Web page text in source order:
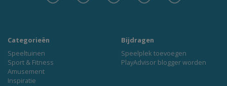
Categorieën
Speeltuinen
Sport & Fitness
Amusement
Inspiratie
Bijdragen
Speelplek toevoegen
PlayAdvisor blogger worden